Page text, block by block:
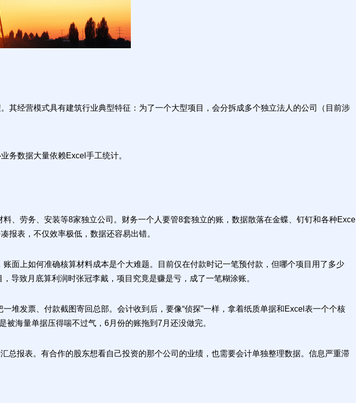
经营模式具有建筑行业典型特征：为了一个大型项目，会分拆成多个独立法人的公司（目前涉
务数据大量依赖Excel手工统计。
、劳务、安装等8家独立公司。财务一个人要管8套独立的账，数据散落在金蝶、钉钉和各种Exce
报表，不仅效率极低，数据还容易出错。
面上如何准确核算材料成本是个大难题。目前仅在付款时记一笔预付款，但哪个项目用了多少
导致月底算利润时张冠李戴，项目究竟是赚是亏，成了一笔糊涂账。
堆发票、付款截图寄回总部。会计收到后，要像“侦探”一样，拿着纸质单据和Excel表一个个核
海量单据压得喘不过气，6月份的账拖到7月还没做完。
总报表。有合作的股东想看自己投资的那个公司的业绩，也需要会计单独整理数据。信息严重滞